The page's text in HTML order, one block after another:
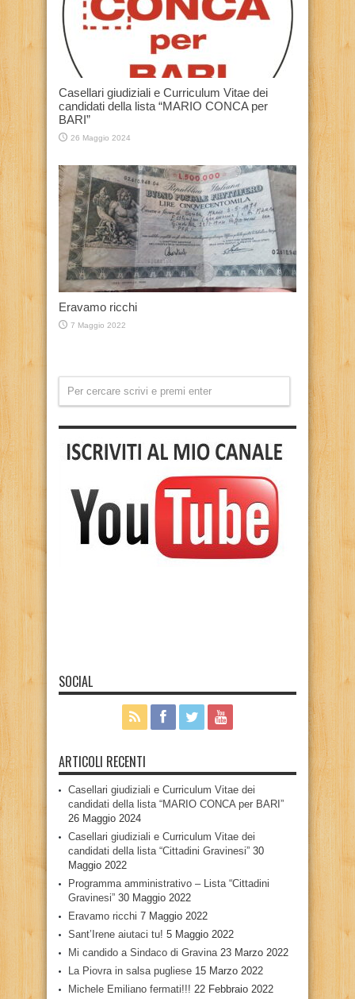
Casellari giudiziali e Curriculum Vitae dei
candidati della lista “MARIO CONCA per
BARI”
26 Maggio 2024
Eravamo ricchi
7 Maggio 2022
SOCIAL
ARTICOLI RECENTI
Casellari giudiziali e Curriculum Vitae dei
candidati della lista “MARIO CONCA per BARI”
26 Maggio 2024
Casellari giudiziali e Curriculum Vitae dei
candidati della lista “Cittadini Gravinesi” 30
Maggio 2022
Programma amministrativo – Lista “Cittadini
Gravinesi” 30 Maggio 2022
Eravamo ricchi 7 Maggio 2022
Sant’Irene aiutaci tu! 5 Maggio 2022
Mi candido a Sindaco di Gravina 23 Marzo 2022
La Piovra in salsa pugliese 15 Marzo 2022
Michele Emiliano fermati!!! 22 Febbraio 2022